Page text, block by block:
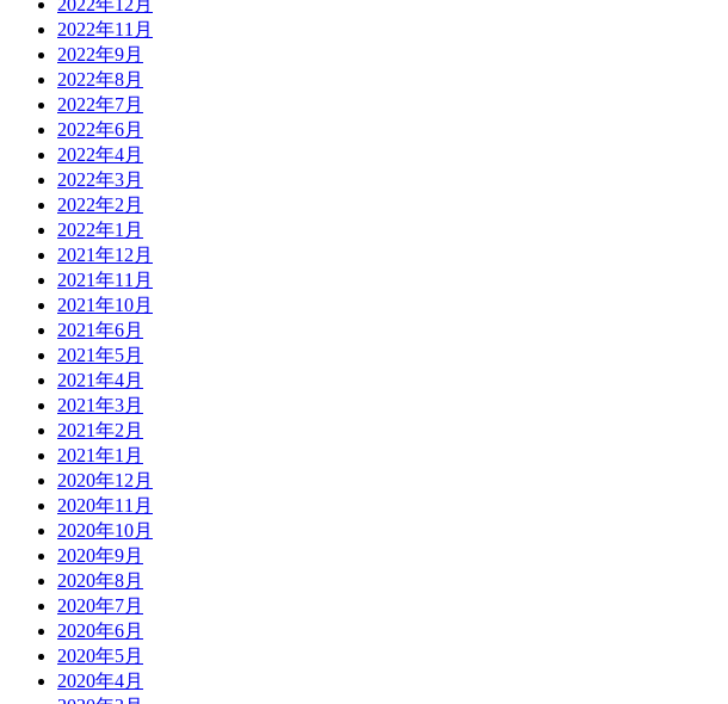
2022年12月
2022年11月
2022年9月
2022年8月
2022年7月
2022年6月
2022年4月
2022年3月
2022年2月
2022年1月
2021年12月
2021年11月
2021年10月
2021年6月
2021年5月
2021年4月
2021年3月
2021年2月
2021年1月
2020年12月
2020年11月
2020年10月
2020年9月
2020年8月
2020年7月
2020年6月
2020年5月
2020年4月